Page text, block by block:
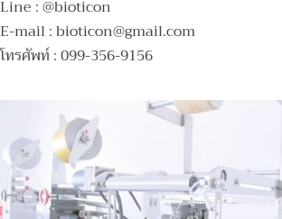
Line : @bioticon
E-mail :bioticon@gmail.com
โทรศัพท์ : 099-356-9156